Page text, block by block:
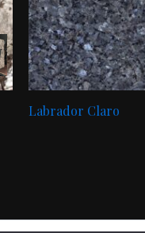
Labrador Claro